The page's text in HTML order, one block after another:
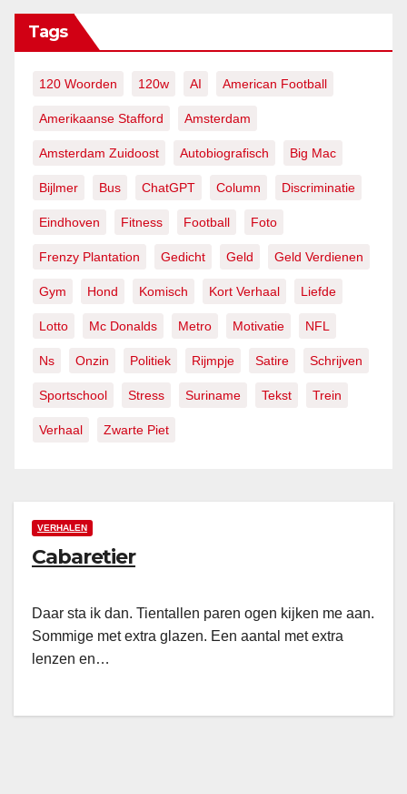
Tags
120 Woorden 120w AI American Football
Amerikaanse Stafford Amsterdam
Amsterdam Zuidoost Autobiografisch Big Mac
Bijlmer Bus ChatGPT Column Discriminatie
Eindhoven Fitness Football Foto
Frenzy Plantation Gedicht Geld Geld Verdienen
Gym Hond Komisch Kort Verhaal Liefde
Lotto Mc Donalds Metro Motivatie NFL
Ns Onzin Politiek Rijmpje Satire Schrijven
Sportschool Stress Suriname Tekst Trein
Verhaal Zwarte Piet
VERHALEN
Cabaretier
Daar sta ik dan. Tientallen paren ogen kijken me aan.
Sommige met extra glazen. Een aantal met extra
lenzen en…